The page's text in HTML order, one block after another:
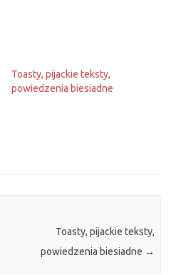
Toasty, pijackie teksty,
powiedzenia biesiadne
Toasty, pijackie teksty,
powiedzenia biesiadne →